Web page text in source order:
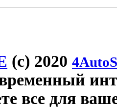
(c) 2020
все для